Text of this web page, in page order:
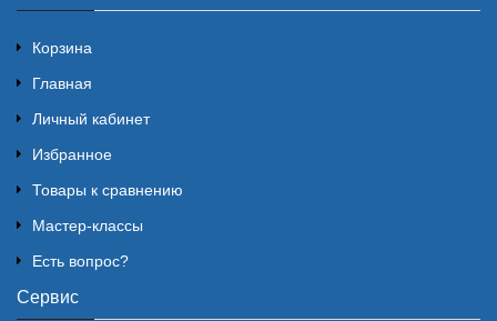
Корзина
Главная
Личный кабинет
Избранное
Товары к сравнению
Мастер-классы
Есть вопрос?
Сервис